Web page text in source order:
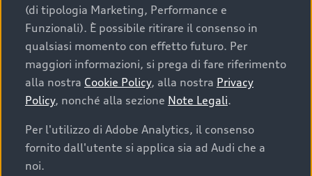
Cosa sapere prima di
acquistare la tua prossima
auto
I requisiti fondamentali da considerare prima di
acquistare un’auto usata, oltre al prezzo e all'aspetto,
(di tipologia Marketing, Performance e
Funzionali). È possibile ritirare il consenso in
qualsiasi momento con effetto futuro. Per
maggiori informazioni, si prega di fare riferimento
alla nostra Cookie Policy, alla nostra Privacy
Policy, nonché alla sezione Note Legali.
Per l'utilizzo di Adobe Analytics, il consenso
fornito dall'utente si applica sia ad Audi che a
noi.